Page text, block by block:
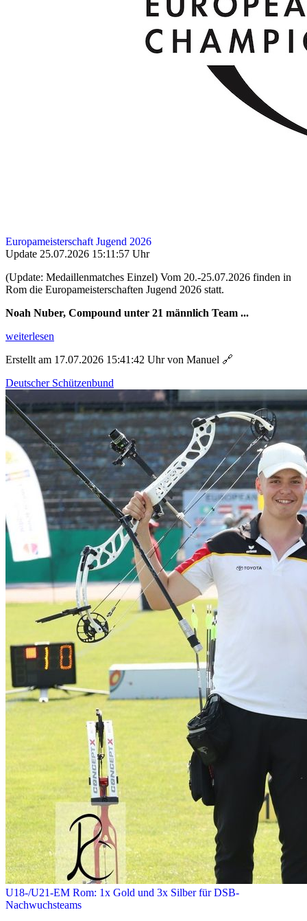
Europameisterschaft Jugend 2026
Update 25.07.2026 15:11:57 Uhr
(Update: Medaillenmatches Einzel) Vom 20.-25.07.2026 finden in
Rom die Europameisterschaften Jugend 2026 statt.
Noah Nuber, Compound unter 21 männlich Team ...
weiterlesen
Erstellt am 17.07.2026 15:41:42 Uhr von Manuel 🔗
Deutscher Schützenbund
U18-/U21-EM Rom: 1x Gold und 3x Silber für DSB-
Nachwuchsteams